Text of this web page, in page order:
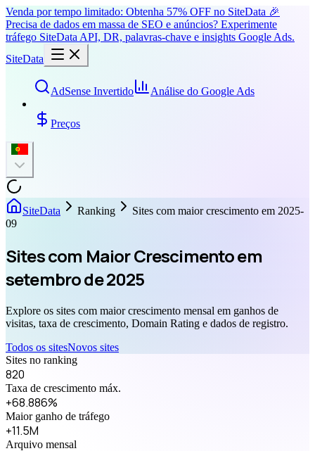
Venda por tempo limitado: Obtenha 57% OFF no SiteData 🎉
Precisa de dados em massa de SEO e anúncios? Experimente
tráfego SiteData API, DR, palavras-chave e insights Google Ads.
SiteData
AdSense Invertido Análise do Google Ads
Preços
SiteData Ranking
Sites com maior crescimento em 2025-
09
Sites com Maior Crescimento em
setembro de 2025
Explore os sites com maior crescimento mensal em ganhos de
visitas, taxa de crescimento, Domain Rating e dados de registro.
Todos os sitesNovos sites
Sites no ranking
820
Taxa de crescimento máx.
+68.886%
Maior ganho de tráfego
+11.5M
Arquivo mensal